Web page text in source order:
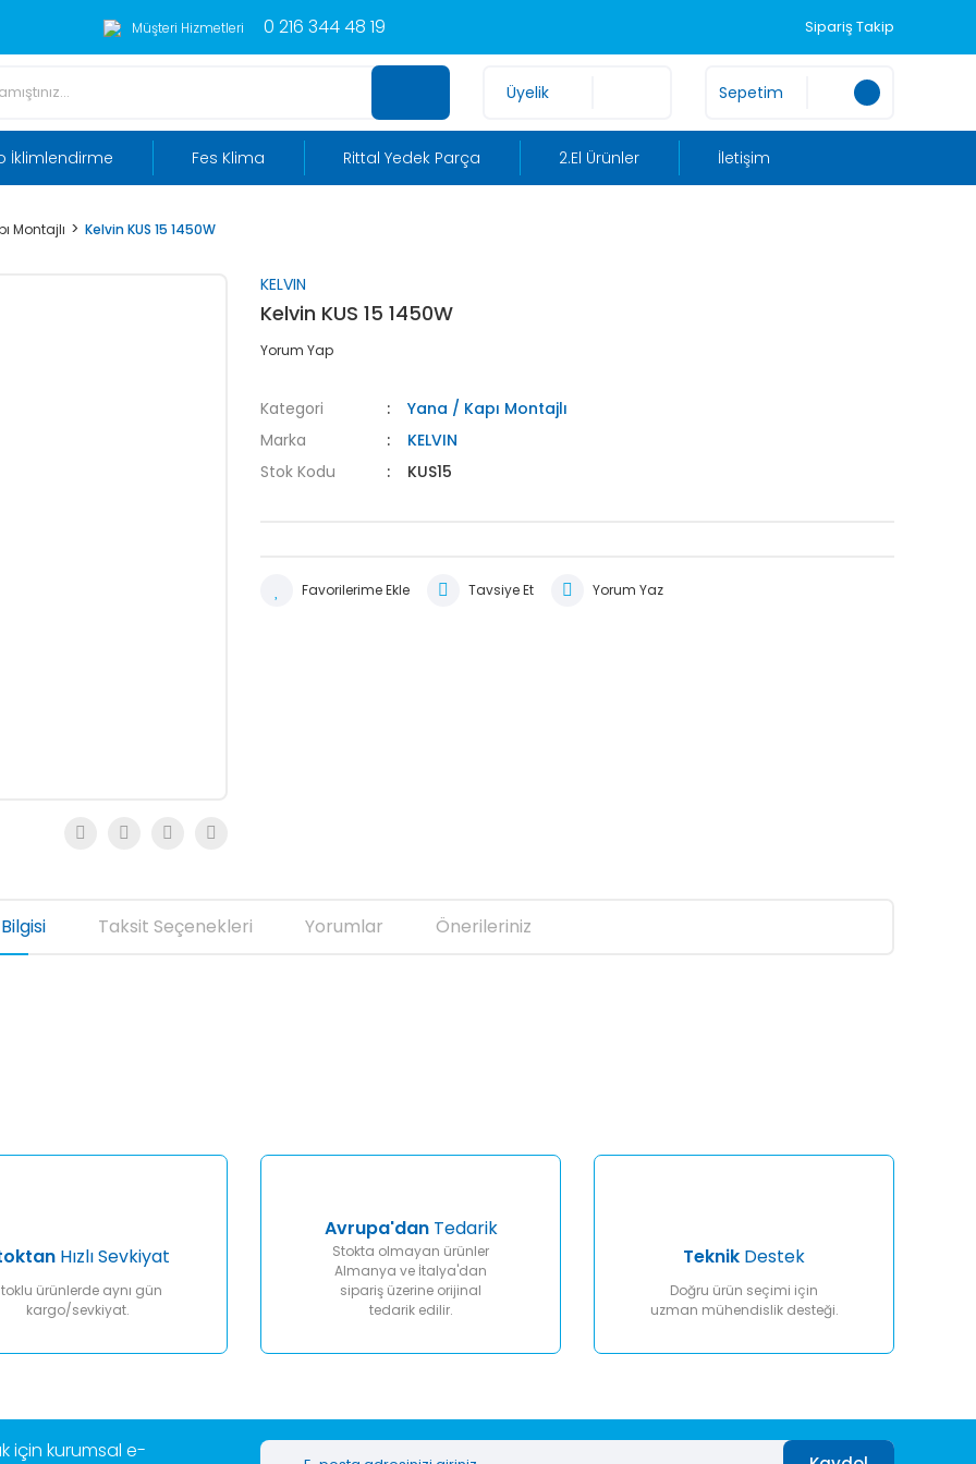
Müşteri Hizmetleri 0 216 344 48 19 Sipariş Takip
Üyelik Sepetim
İklimlendirme Fes Klima Rittal Yedek Parça 2.El Ürünler İletişim
Montajlı Kelvin KUS 15 1450W
KELVIN
Kelvin KUS 15 1450W
Yorum Yap
Kategori
Yana / Kapı Montajlı
Marka
KELVIN
Stok Kodu
KUS15
Tavsiye Et Yorum Yaz
Taksit Seçenekleri Yorumlar Önerileriniz
Gönder
Hızlı Sevkiyat
ürünlerde aynı gün
kargo/sevkiyat.
Avrupa'danTedarik
Stokta olmayan ürünler
Almanya ve İtalya'dan
sipariş üzerine orijinal
tedarik edilir.
Teknik Destek
Doğru ürün seçimi için
uzman mühendislik desteği.
için kurumsal e-